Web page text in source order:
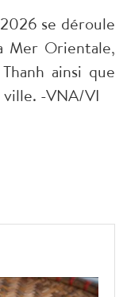
se déroule
Mer Orientale,
ainsi que
ville. -VNA/VI